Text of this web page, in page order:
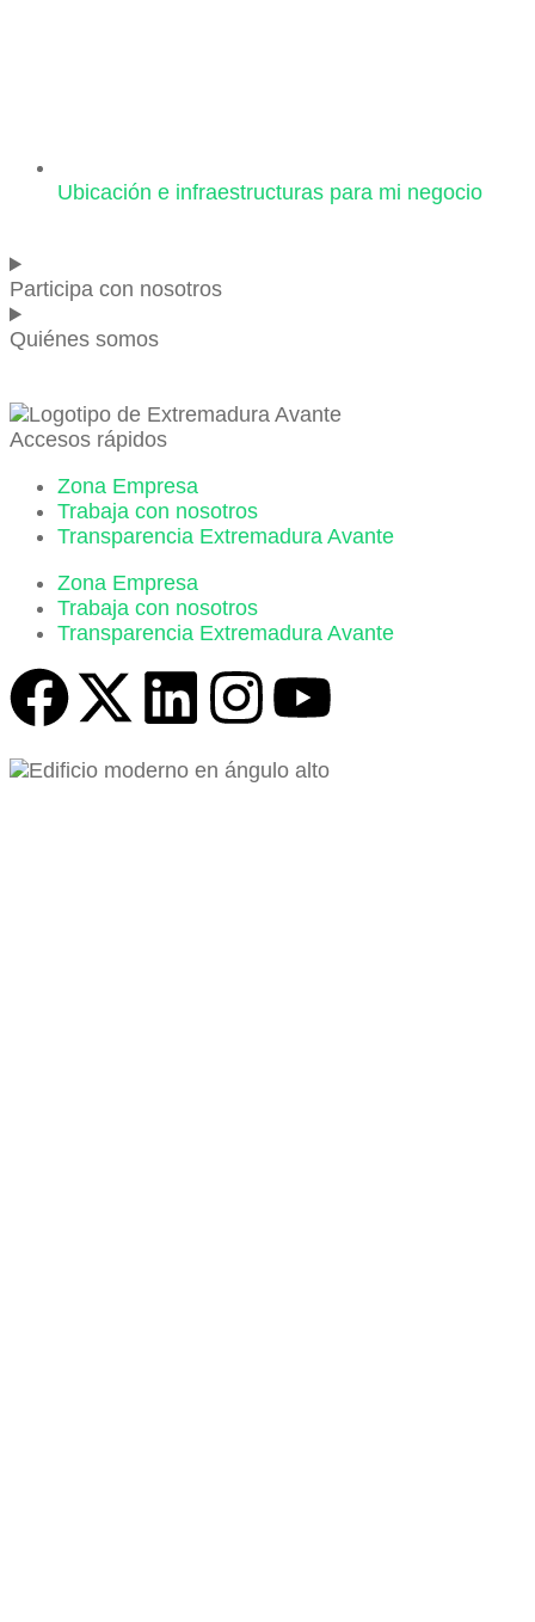
Ubicación e infraestructuras para mi negocio
Participa con nosotros
Quiénes somos
Accesos rápidos
Zona Empresa
Trabaja con nosotros
Transparencia Extremadura Avante
Zona Empresa
Trabaja con nosotros
Transparencia Extremadura Avante